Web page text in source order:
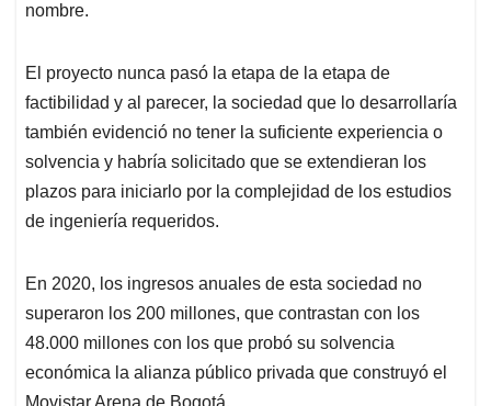
nombre.
El proyecto nunca pasó la etapa de la etapa de
factibilidad y al parecer, la sociedad que lo desarrollaría
también evidenció no tener la suficiente experiencia o
solvencia y habría solicitado que se extendieran los
plazos para iniciarlo por la complejidad de los estudios
de ingeniería requeridos.
En 2020, los ingresos anuales de esta sociedad no
superaron los 200 millones, que contrastan con los
48.000 millones con los que probó su solvencia
económica la alianza público privada que construyó el